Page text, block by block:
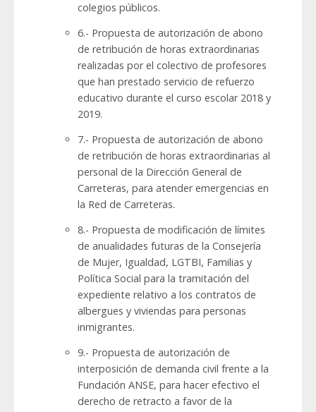
colegios públicos.
6.- Propuesta de autorización de abono
de retribución de horas extraordinarias
realizadas por el colectivo de profesores
que han prestado servicio de refuerzo
educativo durante el curso escolar 2018 y
2019.
7.- Propuesta de autorización de abono
de retribución de horas extraordinarias al
personal de la Dirección General de
Carreteras, para atender emergencias en
la Red de Carreteras.
8.- Propuesta de modificación de límites
de anualidades futuras de la Consejería
de Mujer, Igualdad, LGTBI, Familias y
Política Social para la tramitación del
expediente relativo a los contratos de
albergues y viviendas para personas
inmigrantes.
9.- Propuesta de autorización de
interposición de demanda civil frente a la
Fundación ANSE, para hacer efectivo el
derecho de retracto a favor de la